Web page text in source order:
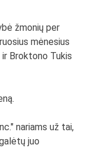
žmonių per
mėnesius
Broktono Tukis
nariams už tai,
juo